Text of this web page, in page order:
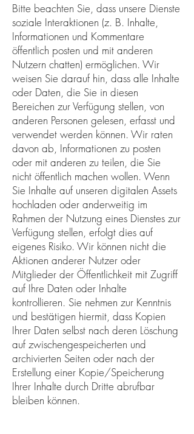
Bitte beachten Sie, dass unsere Dienste
soziale Interaktionen (z. B. Inhalte,
Informationen und Kommentare
öffentlich posten und mit anderen
Nutzern chatten) ermöglichen. Wir
weisen Sie darauf hin, dass alle Inhalte
oder Daten, die Sie in diesen
Bereichen zur Verfügung stellen, von
anderen Personen gelesen, erfasst und
verwendet werden können. Wir raten
davon ab, Informationen zu posten
oder mit anderen zu teilen, die Sie
nicht öffentlich machen wollen. Wenn
Sie Inhalte auf unseren digitalen Assets
hochladen oder anderweitig im
Rahmen der Nutzung eines Dienstes zur
Verfügung stellen, erfolgt dies auf
eigenes Risiko. Wir können nicht die
Aktionen anderer Nutzer oder
Mitglieder der Öffentlichkeit mit Zugriff
auf Ihre Daten oder Inhalte
kontrollieren. Sie nehmen zur Kenntnis
und bestätigen hiermit, dass Kopien
Ihrer Daten selbst nach deren Löschung
auf zwischengespeicherten und
archivierten Seiten oder nach der
Erstellung einer Kopie/Speicherung
Ihrer Inhalte durch Dritte abrufbar
bleiben können.